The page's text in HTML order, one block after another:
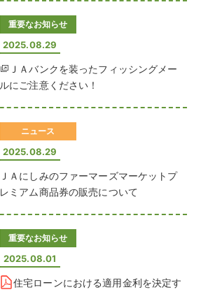
重要なお知らせ
2025.08.29
ＪＡバンクを装ったフィッシングメー
ルにご注意ください！
ニュース
2025.08.29
ＪＡにしみのファーマーズマーケットプ
レミアム商品券の販売について
重要なお知らせ
2025.08.01
住宅ローンにおける適用金利を決定す